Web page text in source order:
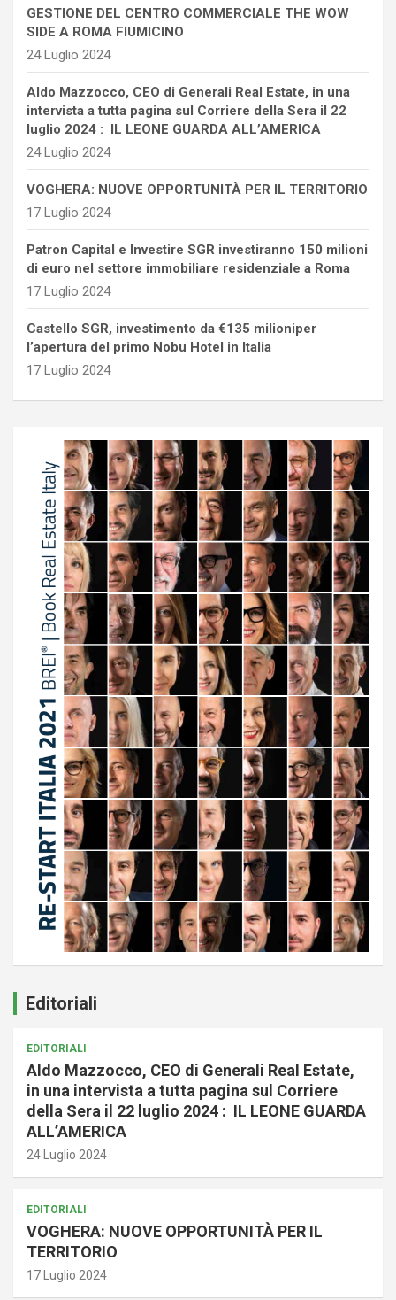
GESTIONE DEL CENTRO COMMERCIALE THE WOW
SIDE A ROMA FIUMICINO
24 Luglio 2024
Aldo Mazzocco, CEO di Generali Real Estate, in una
intervista a tutta pagina sul Corriere della Sera il 22
luglio 2024 : IL LEONE GUARDA ALL’AMERICA
24 Luglio 2024
VOGHERA: NUOVE OPPORTUNITÀ PER IL TERRITORIO
17 Luglio 2024
Patron Capital e Investire SGR investiranno 150 milioni
di euro nel settore immobiliare residenziale a Roma
17 Luglio 2024
Castello SGR, investimento da €135 milioniper
l’apertura del primo Nobu Hotel in Italia
17 Luglio 2024
Editoriali
EDITORIALI
Aldo Mazzocco, CEO di Generali Real Estate,
in una intervista a tutta pagina sul Corriere
della Sera il 22 luglio 2024 : IL LEONE GUARDA
ALL’AMERICA
24 Luglio 2024
EDITORIALI
VOGHERA: NUOVE OPPORTUNITÀ PER IL
TERRITORIO
17 Luglio 2024